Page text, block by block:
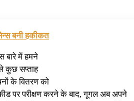
बनी हकीकत
बारे में हमने
कुछ सप्ताह
के वितरण को
पर परीक्षण करने के बाद, गूगल अब अपने